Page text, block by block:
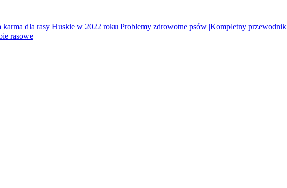
karma dla rasy Huskie w 2022 roku Problemy zdrowotne psów |Kompletny przewodnik
rasowe